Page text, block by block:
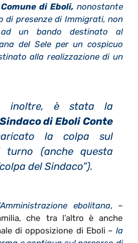
Comune di Eboli, nonostante
di presenze di Immigrati, non
un bando destinato al
del Sele per un cospicuo
alla realizzazione di un
inoltre, è stata la
Sindaco di Eboli Conte
la colpa sul
turno (anche questa
del Sindaco”).
ebolitana, –
che tra l’altro è anche
di opposizione di Eboli – la